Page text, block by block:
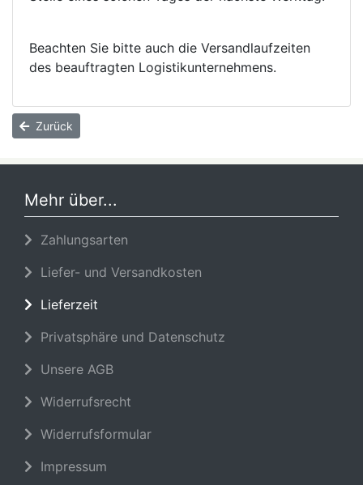
Beachten Sie bitte auch die Versandlaufzeiten
des beauftragten Logistikunternehmens.
Zurück
Mehr über...
Zahlungsarten
Liefer- und Versandkosten
Lieferzeit
Privatsphäre und Datenschutz
Unsere AGB
Widerrufsrecht
Widerrufsformular
Impressum